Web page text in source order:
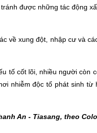
được những tác động
về xung đột, nhập cư và
tố cốt lõi, nhiều người còn
nhiễm độc tố phát sinh từ
An - Tiasang, theo